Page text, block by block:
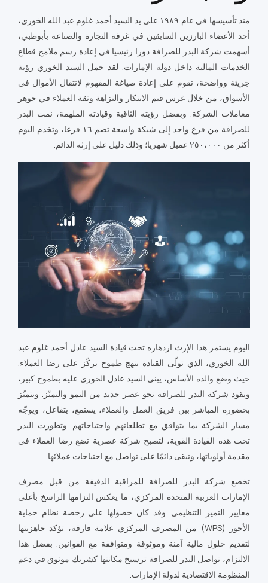
منذ تأسيسها في عام ١٩٨٩ على يد السيد أحمد غلوم عبد الله الخوري،
أحد الأعضاء البارزين السابقين في غرفة التجارة والصناعة بأبوظبي،
أسهمت شركة البدر للصرافة دورا رئيسيا في إعادة رسم ملامح قطاع
الخدمات المالية داخل دولة الإمارات. لقد حمل السيد الخوري رؤية
جريئة وواضحة، تقوم على إعادة صياغة المفهوم لانتقال الأموال في
الأسواق، من خلال غرس قيم الابتكار والنزاهة وثقة العملاء في جوهر
معاملات الشركة. وبفضل رؤيته الثاقبة وقيادته الملهمة، نمت البدر
للصرافة من فرع واحد إلى شبكة واسعة تضم ١٦ فرعا، وتخدم اليوم
أكثر من ٢٥٠،٠٠٠ عميل شهريا؛ وذلك دليل على إرثه الدائم.
اليوم يستمر هذا الإرث ازدهاره تحت قيادة السيد عادل أحمد غلوم عبد
الله الخوري، الذي تولّى القيادة بنهج طموح يركّز على رضا العملاء.
حيث وضع والده الأساس، يبني السيد عادل الخوري عليه بطموح كبير،
ويقود شركة البدر للصرافة نحو عصر جديد من النمو والتميّز. ويتميّز
بحضوره المباشر بين فريق العمل والعملاء، يستمع، يتفاعل، ويوجّه
مسار الشركة بما يتوافق مع تطلعاتهم واحتياجاتهم. وتطورت البدر
تحت هذه القيادة القوية، لتصبح شركة عصرية تضع رضا العملاء في
مقدمة أولوياتها، وتبقى دائمًا على تواصل مع احتياجات عملائها.
تخضع شركة البدر للصرافة للمراقبة الدقيقة من قبل مصرف
الإمارات العربية المتحدة المركزي، ما يعكس التزامها الراسخ بأعلى
معايير التميز التنظيمي. وقد كان حصولها على رخصة نظام حماية
الأجور (WPS) من المصرف المركزي علامة فارقة، تؤكد جاهزيتها
لتقديم حلول مالية آمنة وموثوقة ومتوافقة مع القوانين. بفضل هذا
الالتزام، تواصل البدر للصرافة ترسيخ مكانتها كشريك موثوق في دعم
المنظومة الاقتصادية لدولة الإمارات.